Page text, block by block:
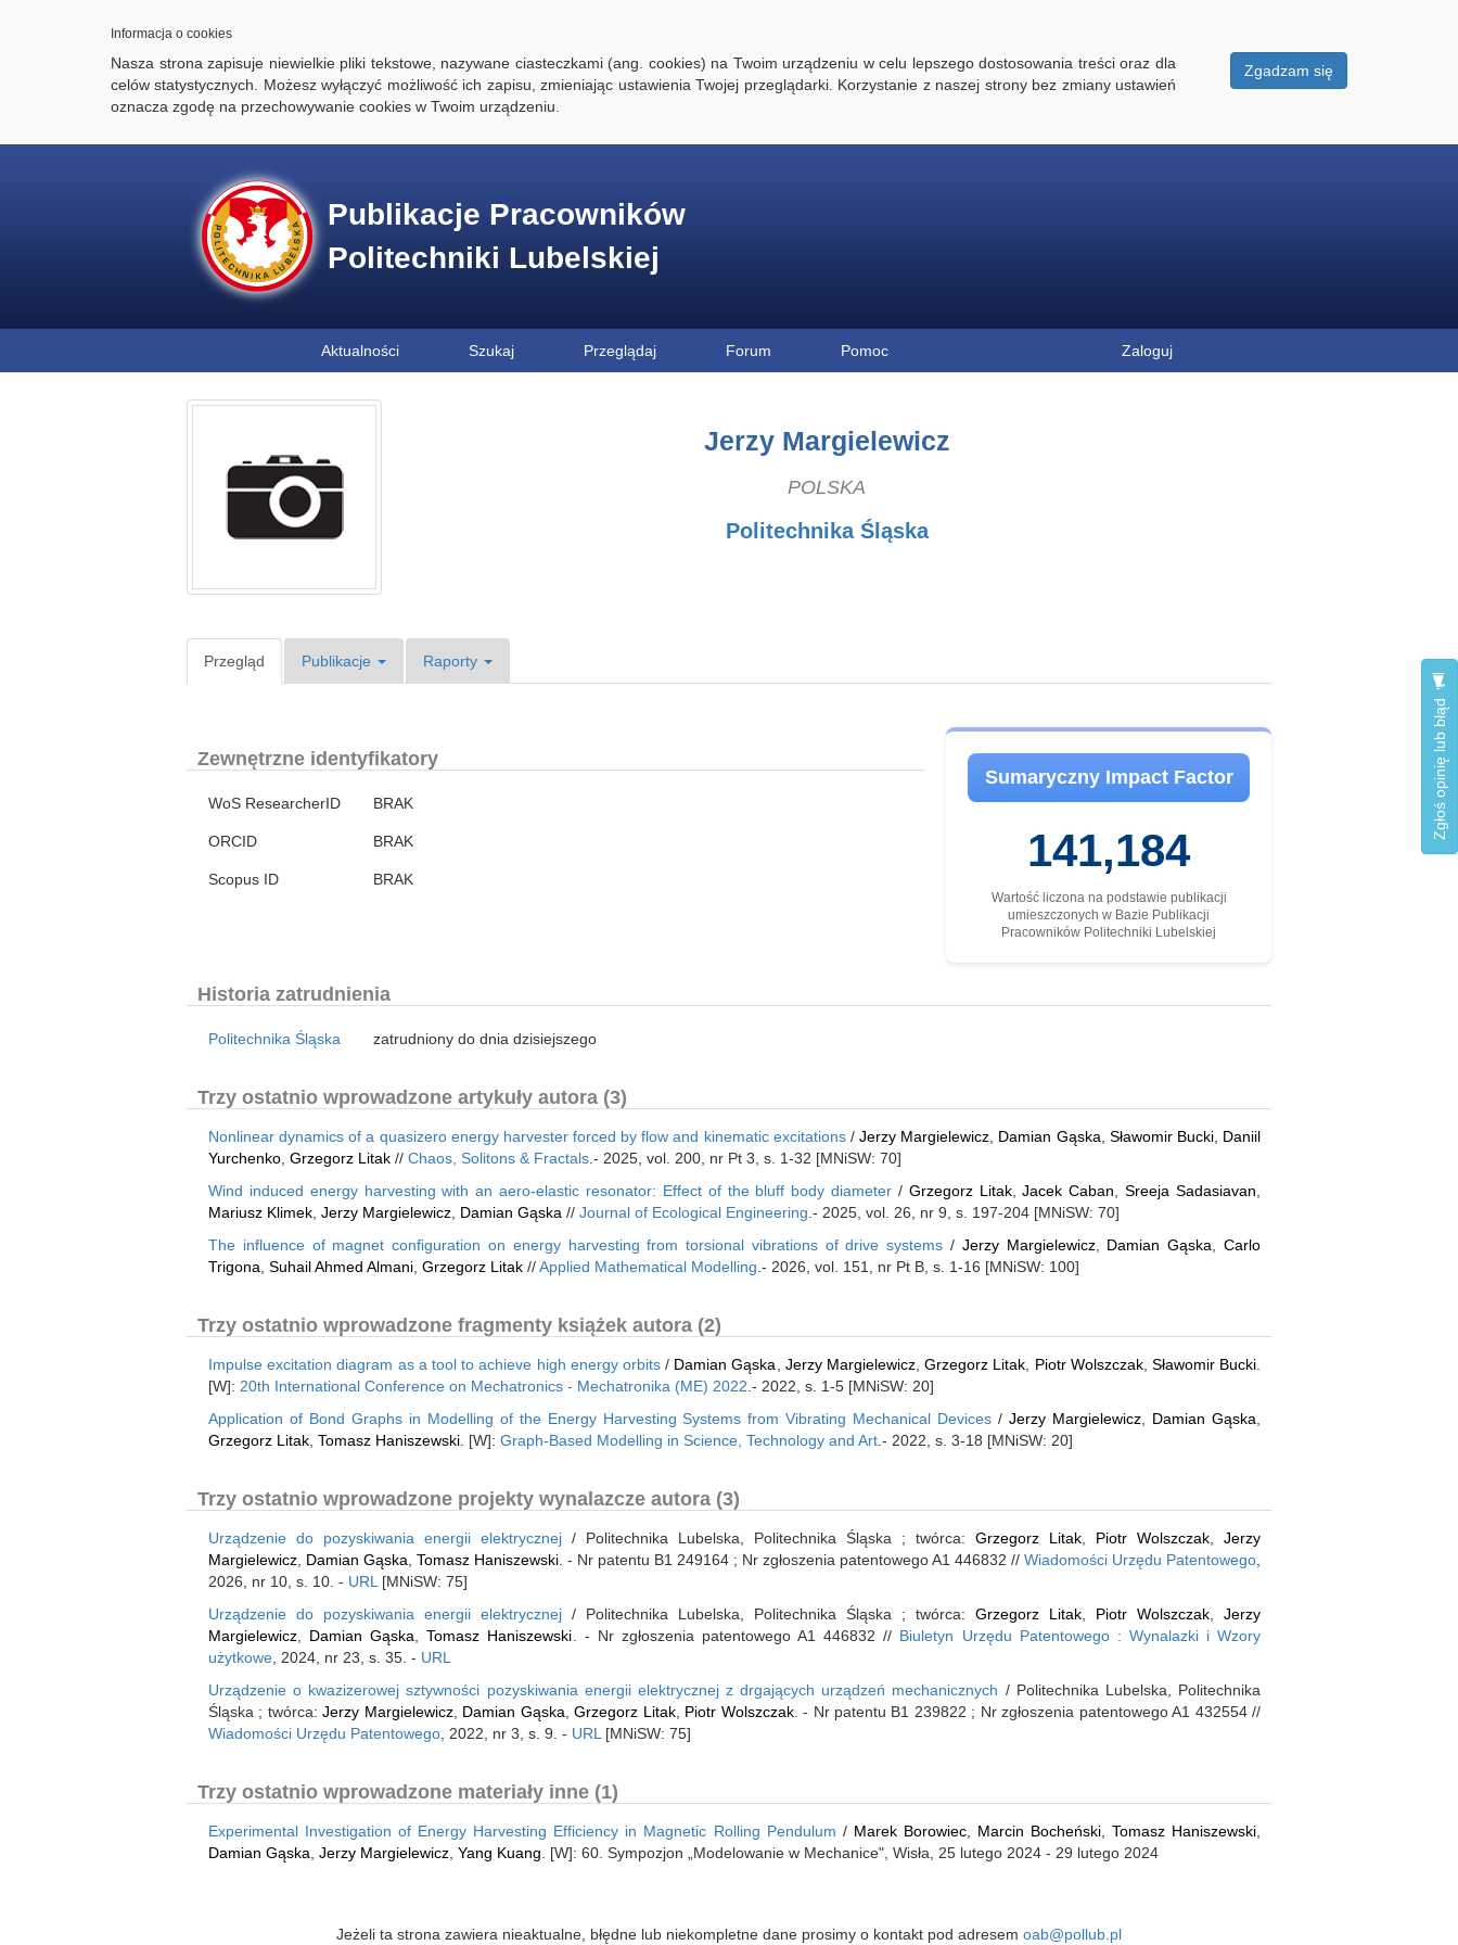
Informacja o cookies
Zgadzam się
Nasza strona zapisuje niewielkie pliki tekstowe, nazywane ciasteczkami (ang. cookies) na Twoim urządzeniu w celu lepszego dostosowania treści oraz dla
celów statystycznych. Możesz wyłączyć możliwość ich zapisu, zmieniając ustawienia Twojej przeglądarki. Korzystanie z naszej strony bez zmiany ustawień
oznacza zgodę na przechowywanie cookies w Twoim urządzeniu.
Publikacje Pracowników
Politechniki Lubelskiej
Aktualności Szukaj Przeglądaj Forum Pomoc Zaloguj
Zgłoś opinię lub błąd
Jerzy Margielewicz
POLSKA
Politechnika Śląska
Przegląd Publikacje Raporty
Zewnętrzne identyfikatory
WoS ResearcherID BRAK
ORCID BRAK
Scopus ID BRAK
Sumaryczny Impact Factor
141,184
Wartość liczona na podstawie publikacji
umieszczonych w Bazie Publikacji
Pracowników Politechniki Lubelskiej
Historia zatrudnienia
Politechnika Śląska zatrudniony do dnia dzisiejszego
Trzy ostatnio wprowadzone artykuły autora (3)
Nonlinear dynamics of a quasizero energy harvester forced by flow and kinematic excitations/Jerzy Margielewicz Damian Gąska Sławomir Bucki, Daniil
Yurchenko Grzegorz Litak // Chaos, Solitons & Fractals .- 2025, vol. 200, nr Pt 3, s. 1-32 [MNiSW: 70]
Wind induced energy harvesting with an aero-elastic resonator: Effect of the bluff body diameter / Grzegorz Litak,Jacek Caban ,Sreeja Sadasiavan
Mariusz Klimek Jerzy Margielewicz Damian Gąska // Journal of Ecological Engineering .- 2025, vol. 26, nr 9, s. 197-204 [MNiSW: 70]
The influence of magnet configuration on energy harvesting from torsional vibrations of drive systems / Jerzy Margielewicz, Damian Gąska ,Carlo
Trigona Suhail Ahmed Almani Grzegorz Litak //Applied Mathematical Modelling .- 2026, vol. 151, nr Pt B, s. 1-16 [MNiSW: 100]
Trzy ostatnio wprowadzone fragmenty książek autora (2)
Impulse excitation diagram as a tool to achieve high energy orbits/ Damian Gąska Jerzy Margielewicz,Grzegorz Litak Piotr Wolszczak, Sławomir Bucki
[W]: 20th International Conference on Mechatronics - Mechatronika (ME) 2022 .- 2022, s. 1-5 [MNiSW: 20]
Application of Bond Graphs in Modelling of the Energy Harvesting Systems from Vibrating Mechanical Devices /Jerzy Margielewicz Damian Gąska
Grzegorz Litak Tomasz Haniszewski . [W]: Graph-Based Modelling in Science, Technology and Art .- 2022, s. 3-18 [MNiSW: 20]
Trzy ostatnio wprowadzone projekty wynalazcze autora (3)
Urządzenie do pozyskiwania energii elektrycznej / Politechnika Lubelska, Politechnika Śląska ; twórca: Grzegorz Litak Piotr Wolszczak
Jerzy
Margielewicz Damian Gąska Tomasz Haniszewski . - Nr patentu B1 249164 ; Nr zgłoszenia patentowego A1 446832 // Wiadomości Urzędu Patentowego
2026, nr 10, s. 10. - URL [MNiSW: 75]
Urządzenie do pozyskiwania energii elektrycznej / Politechnika Lubelska, Politechnika Śląska ; twórca: Grzegorz Litak Piotr Wolszczak
Jerzy
Margielewicz
Damian Gąska ,Tomasz Haniszewski . - Nr zgłoszenia patentowego A1 446832 // Biuletyn Urzędu Patentowego : Wynalazki i Wzory
użytkowe , 2024, nr 23, s. 35. - URL
Urządzenie o kwazizerowej sztywności pozyskiwania energii elektrycznej z drgających urządzeń mechanicznych / Politechnika Lubelska, Politechnika
Śląska ; twórca:Jerzy Margielewicz, Damian Gąska ,Grzegorz Litak, Piotr Wolszczak. - Nr patentu B1 239822 ; Nr zgłoszenia patentowego A1 432554 //
Wiadomości Urzędu Patentowego , 2022, nr 3, s. 9. - URL [MNiSW: 75]
Trzy ostatnio wprowadzone materiały inne (1)
Experimental Investigation of Energy Harvesting Efficiency in Magnetic Rolling Pendulum / Marek Borowiec, Marcin Bocheński, Tomasz Haniszewski
Damian Gąska Jerzy Margielewicz Yang Kuang . [W]: 60. Sympozjon „Modelowanie w Mechanice", Wisła, 25 lutego 2024 - 29 lutego 2024
Jeżeli ta strona zawiera nieaktualne, błędne lub niekompletne dane prosimy o kontakt pod adresem oab@pollub.pl